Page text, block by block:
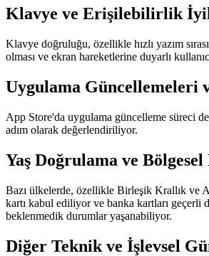
Klavye ve Erişilebilirlik
Klavye doğruluğu, özellikle hızlı yazım
olması ve ekran hareketlerine duyarlı
Uygulama Güncellemeleri
App Store'da uygulama güncelleme süreci
adım olarak değerlendiriliyor.
Yaş Doğrulama ve Bölgesel
Bazı ülkelerde, özellikle Birleşik Krallık ve
kartı kabul ediliyor ve banka kartları geçerli
beklenmedik durumlar yaşanabiliyor.
Diğer Teknik ve İşlevsel